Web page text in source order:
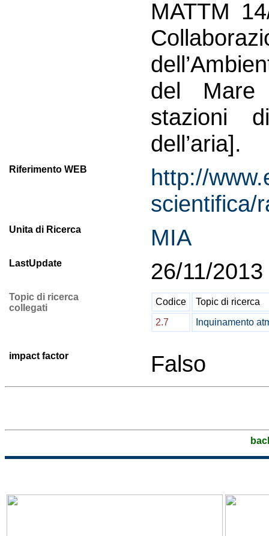
MATTM
del Mare
stazioni
dell’aria].
Riferimento WEB
http://
scientifica/
Unita di Ricerca MIA
LastUpdate 26/11/2013
Topic di ricerca
collegati
Codice
Topic di ricerca
2.7
Inquinamento
impact factor Falso